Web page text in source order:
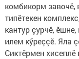
комбикорм завочӗ,
типӗтекен
кантур çурчӗ,
илем кӳреççӗ. Яла
Сиктӗрмен